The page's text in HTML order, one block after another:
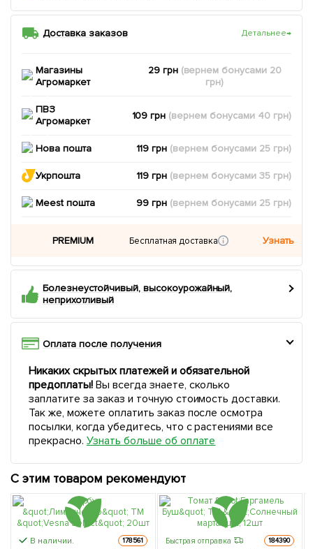
Доставка заказов Детальнее→
Магазины
Агромаркет
29 грн (вернем бонусами 20
грн)
ПВЗ
Агромаркет
109 грн (вернем бонусами 40 грн)
Нова пошта 119 грн (вернем бонусами 25 грн)
Укрпошта 119 грн (вернем бонусами35 грн)
Meest пошта 99 грн (вернем бонусами 25 грн)
PREMIUM Бесплатная доставка Узнать
Болезнеустойчивый, высокоурожайный,
неприхотливый
Оплата после получения
Никаких скрытых платежей и обязательной
предоплаты!Вы всегда знаете, сколько
заплатите за заказ и точную стоимость доставки.
Так же, можете оплатить заказ после осмотра
посылки, когда убедитесь, что с растениями все
прекрасно. Узнать больше об оплате
С этим товаром рекомендуют
В наличии. 178561 Быстрая отправка 184390